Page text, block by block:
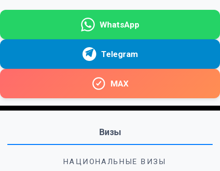
WhatsApp
Telegram
MAX
Визы
НАЦИОНАЛЬНЫЕ ВИЗЫ